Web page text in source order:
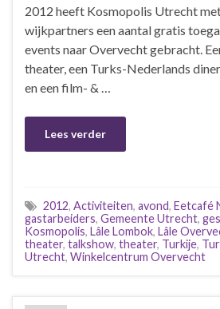
2012 heeft Kosmopolis Utrecht
wijkpartners een aantal gratis
events naar Overvecht gebracht.
theater, een Turks-Nederlands
en een film- & …
Lees verder
2012, Activiteiten, avond, Eetcafé
gastarbeiders, Gemeente Utrecht,
Kosmopolis, Lâle Lombok, Lâle
theater, talkshow, theater, Turkije,
Utrecht, Winkelcentrum Overvecht